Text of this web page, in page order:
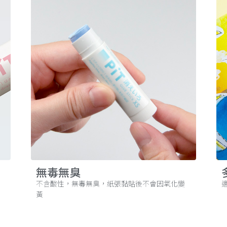
無毒無臭
不含酸性，無毒無臭，紙張黏貼後不會因氧化變
黃